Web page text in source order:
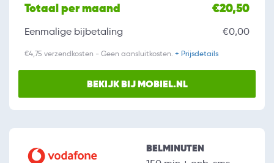
Totaal per maand €20,50
Eenmalige bijbetaling €0,00
€4,75 verzendkosten - Geen aansluitkosten. + Prijsdetails
BEKIJK BIJ MOBIEL.NL
BELMINUTEN